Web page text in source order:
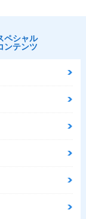
ペシャル
ンテンツ